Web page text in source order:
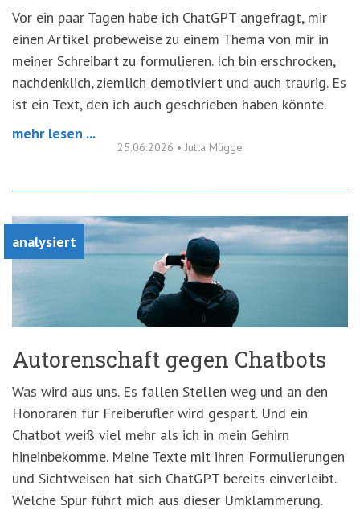
Vor ein paar Tagen habe ich ChatGPT angefragt, mir
einen Artikel probeweise zu einem Thema von mir in
meiner Schreibart zu formulieren. Ich bin erschrocken,
nachdenklich, ziemlich demotiviert und auch traurig. Es
ist ein Text, den ich auch geschrieben haben könnte.
mehr lesen ...
25.06.2026 • Jutta Mügge
analysiert
Autorenschaft gegen Chatbots
Was wird aus uns. Es fallen Stellen weg und an den
Honoraren für Freiberufler wird gespart. Und ein
Chatbot weiß viel mehr als ich in mein Gehirn
hineinbekomme. Meine Texte mit ihren Formulierungen
und Sichtweisen hat sich ChatGPT bereits einverleibt.
Welche Spur führt mich aus dieser Umklammerung.